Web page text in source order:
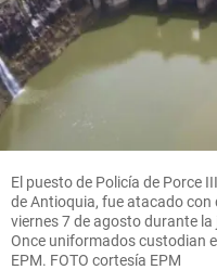
El puesto de Policía de Porce
de Antioquia, fue atacado
viernes 7 de agosto durante
Once uniformados custodian
EPM. FOTO cortesía EPM